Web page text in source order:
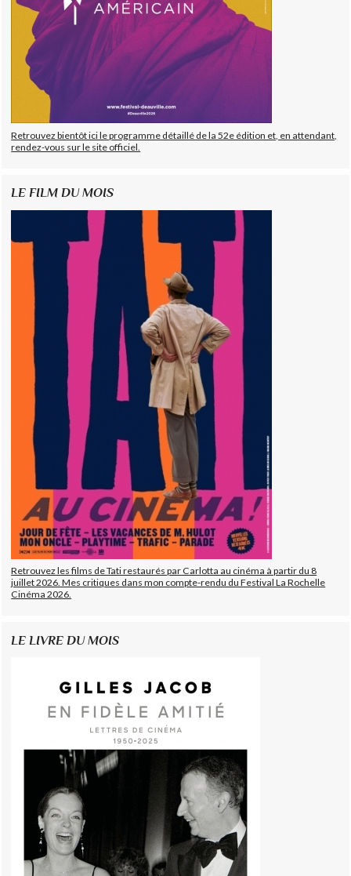
Retrouvez bientôt ici le programme détaillé de la 52e édition et, en attendant,
rendez-vous sur le site officiel.
LE FILM DU MOIS
Retrouvez les films de Tati restaurés par Carlotta au cinéma à partir du 8
juillet 2026. Mes critiques dans mon compte-rendu du Festival La Rochelle
Cinéma 2026.
LE LIVRE DU MOIS